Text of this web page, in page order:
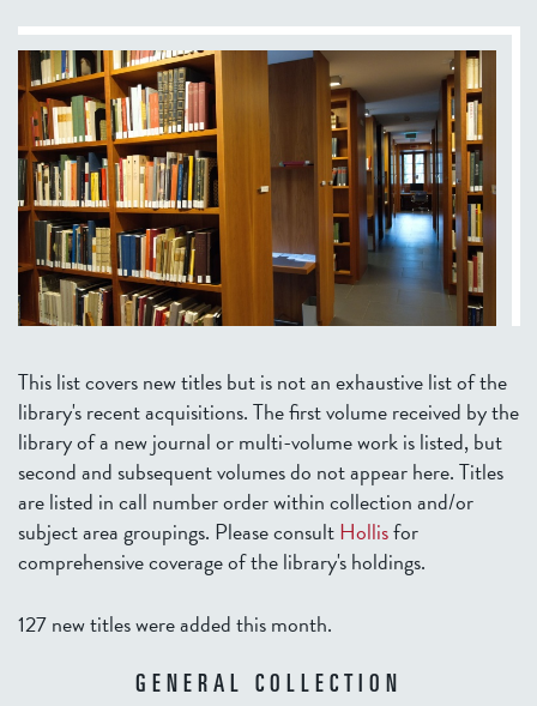
This list covers new titles but is not an exhaustive list of the
library's recent acquisitions. The first volume received by the
library of a new journal or multi-volume work is listed, but
second and subsequent volumes do not appear here. Titles
are listed in call number order within collection and/or
subject area groupings. Please consultHollisfor
comprehensive coverage of the library's holdings.
127 new titles were added this month.
GENERAL COLLECTION